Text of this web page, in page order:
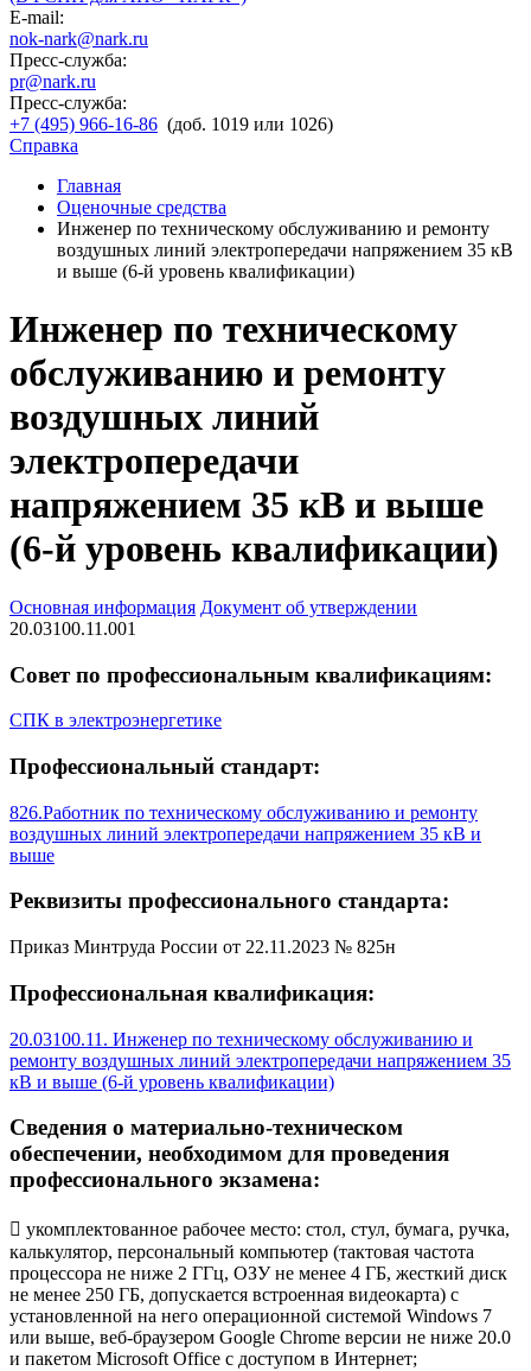
E-mail:
nok-nark@nark.ru
Пресс-служба:
pr@nark.ru
Пресс-служба:
+7 (495) 966-16-86 (доб. 1019 или 1026)
Справка
Главная
Оценочные средства
Инженер по техническому обслуживанию и ремонту
воздушных линий электропередачи напряжением 35 кВ
и выше (6-й уровень квалификации)
Инженер по техническому
обслуживанию и ремонту
воздушных линий
электропередачи
напряжением 35 кВ и выше
(6-й уровень квалификации)
Основная информация Документ об утверждении
20.03100.11.001
Совет по профессиональным квалификациям:
СПК в электроэнергетике
Профессиональный стандарт:
826.Работник по техническому обслуживанию и ремонту
воздушных линий электропередачи напряжением 35 кВ и
выше
Реквизиты профессионального стандарта:
Приказ Минтруда России от 22.11.2023 № 825н
Профессиональная квалификация:
20.03100.11. Инженер по техническому обслуживанию и
ремонту воздушных линий электропередачи напряжением 35
кВ и выше (6-й уровень квалификации)
Сведения о материально-техническом
обеспечении, необходимом для проведения
профессионального экзамена:
 укомплектованное рабочее место: стол, стул, бумага, ручка,
калькулятор, персональный компьютер (тактовая частота
процессора не ниже 2 ГГц, ОЗУ не менее 4 ГБ, жесткий диск
не менее 250 ГБ, допускается встроенная видеокарта) с
установленной на него операционной системой Windows 7
или выше, веб-браузером Google Chrome версии не ниже 20.0
и пакетом Microsoft Office с доступом в Интернет;